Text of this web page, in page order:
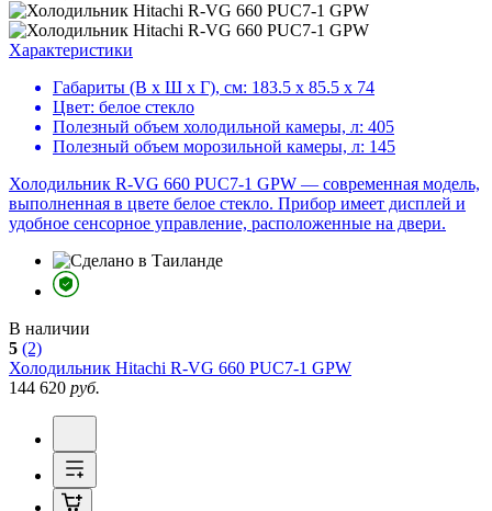
Характеристики
Габариты (В х Ш х Г), см: 183.5 х 85.5 х 74
Цвет: белое стекло
Полезный объем холодильной камеры, л: 405
Полезный объем морозильной камеры, л: 145
Холодильник R-VG 660 PUC7-1 GPW — современная модель,
выполненная в цвете белое стекло. Прибор имеет дисплей и
удобное сенсорное управление, расположенные на двери.
В наличии
5 (2)
Холодильник Hitachi R-VG 660 PUC7-1 GPW
144 620 руб.